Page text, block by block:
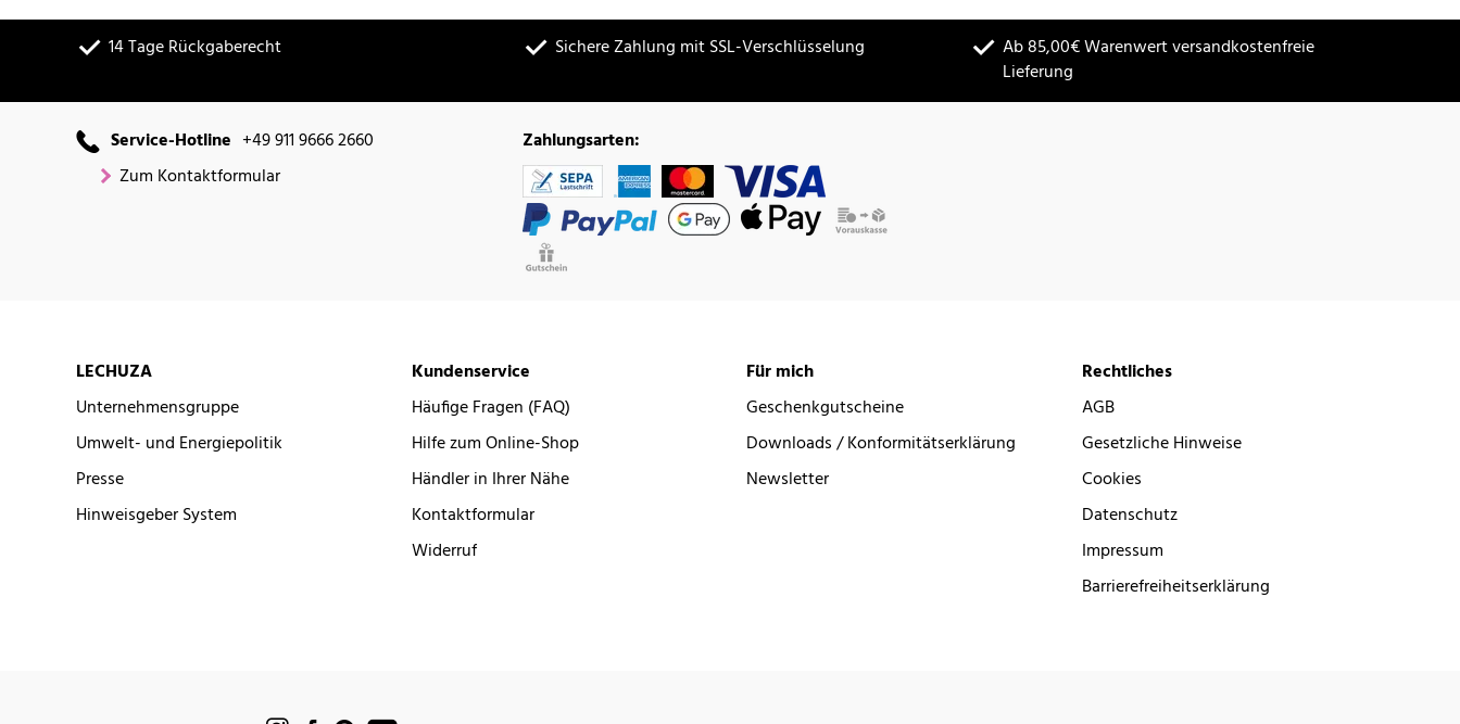
14 Tage Rückgaberecht Sichere Zahlung mit SSL-Verschlüsselung
Ab 85,00€ Warenwert versandkostenfreie
Lieferung
Service-Hotline +49 911 9666 2660
Zum Kontaktformular
Zahlungsarten:
LECHUZA
Unternehmensgruppe
Umwelt- und Energiepolitik
Presse
Hinweisgeber System
Kundenservice
Häufige Fragen (FAQ)
Hilfe zum Online-Shop
Händler in Ihrer Nähe
Kontaktformular
Widerruf
Für mich
Geschenkgutscheine
Downloads / Konformitätserklärung
Newsletter
Rechtliches
AGB
Gesetzliche Hinweise
Cookies
Datenschutz
Impressum
Barrierefreiheitserklärung